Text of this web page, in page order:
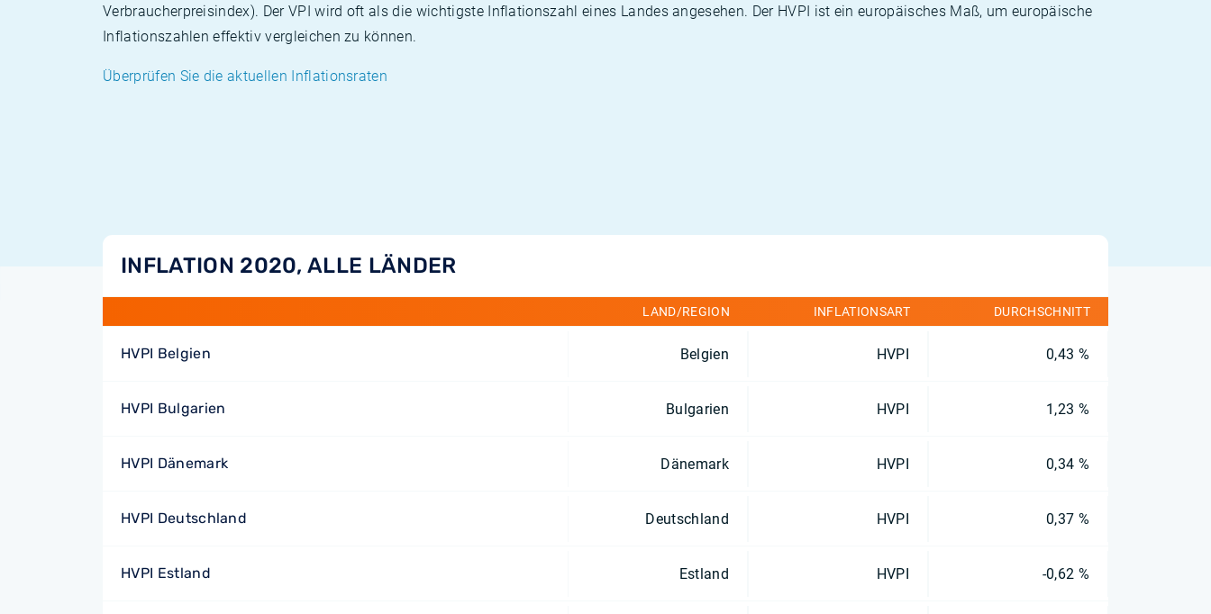
Verbraucherpreisindex). Der VPI wird oft als die wichtigste Inflationszahl eines Landes angesehen. Der HVPI ist ein europäisches Maß, um europäische
Inflationszahlen effektiv vergleichen zu können.
Überprüfen Sie die aktuellen Inflationsraten
INFLATION 2020, ALLE LÄNDER
LAND/REGION INFLATIONSART DURCHSCHNITT
HVPI Belgien Belgien HVPI 0,43 %
HVPI Bulgarien Bulgarien HVPI 1,23 %
HVPI Dänemark Dänemark HVPI 0,34 %
HVPI Deutschland Deutschland HVPI 0,37 %
HVPI Estland Estland HVPI -0,62 %